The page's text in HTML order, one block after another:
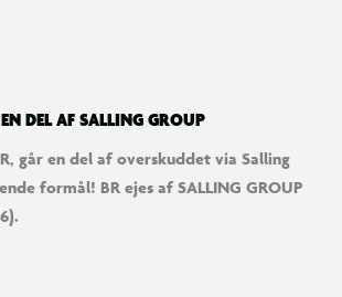
DEL AF SALLING GROUP
går en del af overskuddet via Salling
formål! BR ejes af SALLING GROUP